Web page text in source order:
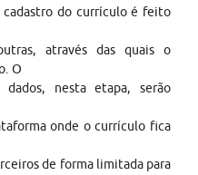
do currículo é feito
através das quais o
O
nesta etapa, serão
onde o currículo fica
de forma limitada para